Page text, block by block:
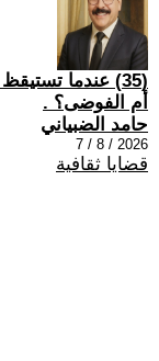
(35) عندما
أم الفوضى؟ .
حامد الضبياني
2026 / 8 / 7
قضايا ثقافية